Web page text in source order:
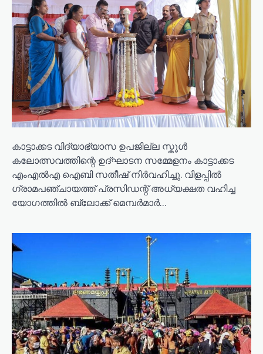
g
a
t
i
o
n
കാട്ടാക്കട വിദ്യാഭ്യാസ ഉപജില്ല സ്കൂൾ
കലോത്സവത്തിന്റെ ഉദ്ഘാടന സമ്മേളനം കാട്ടാക്കട
എംഎൽഎ ഐബി സതീഷ് നിർവഹിച്ചു. വിളപ്പിൽ
ഗ്രാമപഞ്ചായത്ത് പ്രസിഡന്റ് അധ്യക്ഷത വഹിച്ച
യോഗത്തിൽ ബ്ലോക്ക് മെമ്പർമാർ…